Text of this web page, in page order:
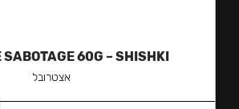
SABOTAGE 60G – SHISHKI
אצטרובל